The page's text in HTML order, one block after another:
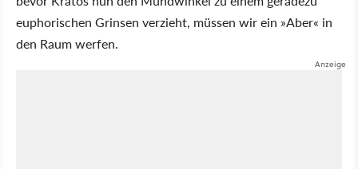
euphorischen Grinsen verzieht, müssen wir ein Aber in
den Raum werfen.